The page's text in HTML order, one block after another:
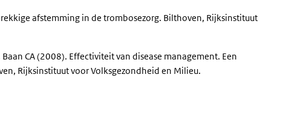
afstemming in de trombosezorg. Bilthoven, Rijksinstituut
Baan CA (2008). Effectiviteit van disease management. Een
Rijksinstituut voor Volksgezondheid en Milieu.